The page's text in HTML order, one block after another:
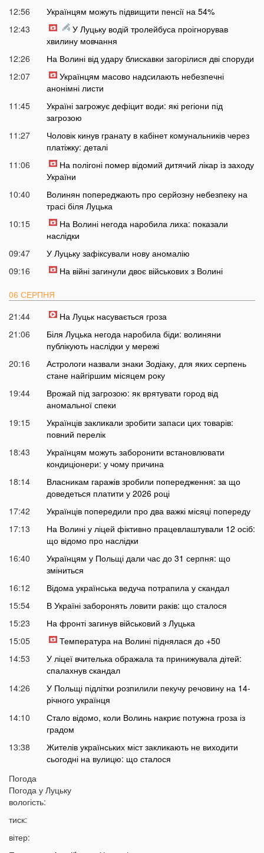
12:56
Українцям можуть підвищити пенсії на 54%
12:43
У Луцьку водій тролейбуса проігнорував
хвилину мовчання
12:26
На Волині від удару блискавки загорілися дві споруди
12:07
Українцям масово надсилають небезпечні
анонімні листи
11:45
Україні загрожує дефіцит води: які регіони під
загрозою
11:27
Чоловік кинув гранату в кабінет комунальників через
платіжку: деталі
11:06
На полігоні помер відомий дитячий лікар із заходу
України
10:40
Волинян попереджають про серйозну небезпеку на
трасі біля Луцька
10:15
На Волині негода наробила лиха: показали
наслідки
09:47
У Луцьку зафіксували нову аномалію
09:16
На війні загинули двоє військових з Волині
06 СЕРПНЯ
21:44
На Луцьк насувається гроза
21:06
Біля Луцька негода наробила біди: волиняни
публікують наслідки у мережі
20:16
Астрологи назвали знаки Зодіаку, для яких серпень
стане найгіршим місяцем року
19:44
Врожай під загрозою: як врятувати город від
аномальної спеки
19:15
Українців закликали зробити запаси цих товарів:
повний перелік
18:43
Українцям можуть заборонити встановлювати
кондиціонери: у чому причина
18:14
Власникам гаражів зробили попередження: за що
доведеться платити у 2026 році
17:42
Українців попередили про два важкі місяці попереду
17:13
На Волині у ліцей фіктивно працевлаштували 12 осіб:
що відомо про наслідки
16:40
Українцям у Польщі дали час до 31 серпня: що
зміниться
16:12
Відома українська ведуча потрапила у скандал
15:54
В Україні заборонять ловити раків: що сталося
15:23
На фронті загинув військовий з Луцька
15:05
Температура на Волині піднялася до +50
14:53
У ліцеї вчителька ображала та принижувала дітей:
спалахнув скандал
14:26
У Польщі підлітки розпилили пекучу речовину на 14-
річного українця
14:10
Стало відомо, коли Волинь накриє потужна гроза із
градом
13:38
Жителів українських міст закликають не виходити
сьогодні на вулицю: що сталося
13:17
РФ
13:03
Погода
Погода у Луцьку
вологість:
тиск:
вітер: